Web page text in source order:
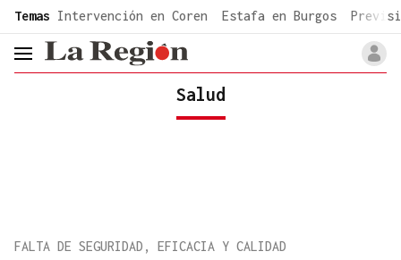
common.go-to-content
Temas Intervención en Coren Estafa en Burgos
header.menu.open
Salud
FALTA DE SEGURIDAD, EFICACIA Y CALIDAD